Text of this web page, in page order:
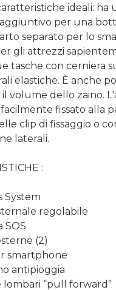
ideali: ha
per una
separato per lo
gli attrezzi
tasche con cerniera
elastiche. È anche
volume dello zaino.
fissato alla
clip di fissaggio o
laterali.
:
System
regolabile
SOS
(2)
smartphone
antipioggia
lombari “pull forward”